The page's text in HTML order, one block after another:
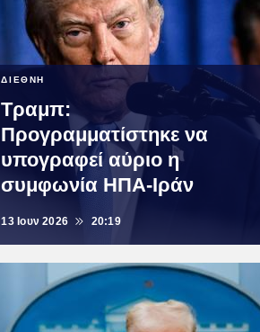
ΔΙΕΘΝΗ
Τραμπ:
Προγραμματίστηκε να
υπογραφεί αύριο η
συμφωνία ΗΠΑ-Ιράν
13 Ιουν 2026 20:19